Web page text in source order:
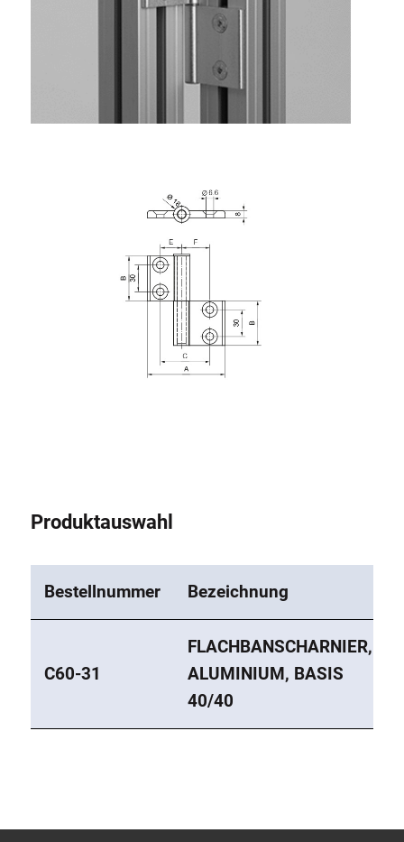
Rollbahnsystem
Produktauswahl
Bestellnummer Bezeichnung
C60-31
FLACHBANSCHARNIER,
ALUMINIUM, BASIS
40/40